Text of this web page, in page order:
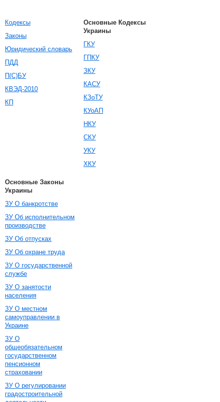
Кодексы
Законы
Юридический словарь
ПДД
П(С)БУ
КВЭД-2010
КП
Основные Кодексы
Украины
ГКУ
ГПКУ
ЗКУ
КАСУ
КЗоТУ
КУоАП
НКУ
СКУ
УКУ
ХКУ
Основные Законы
Украины
ЗУ О банкротстве
ЗУ Об исполнительном
производстве
ЗУ Об отпусках
ЗУ Об охране труда
ЗУ О государственной
службе
ЗУ О занятости
населения
ЗУ О местном
самоуправлении в
Украине
ЗУ О
общеобязательном
государственном
пенсионном
страховании
ЗУ О регулировании
градостроительной